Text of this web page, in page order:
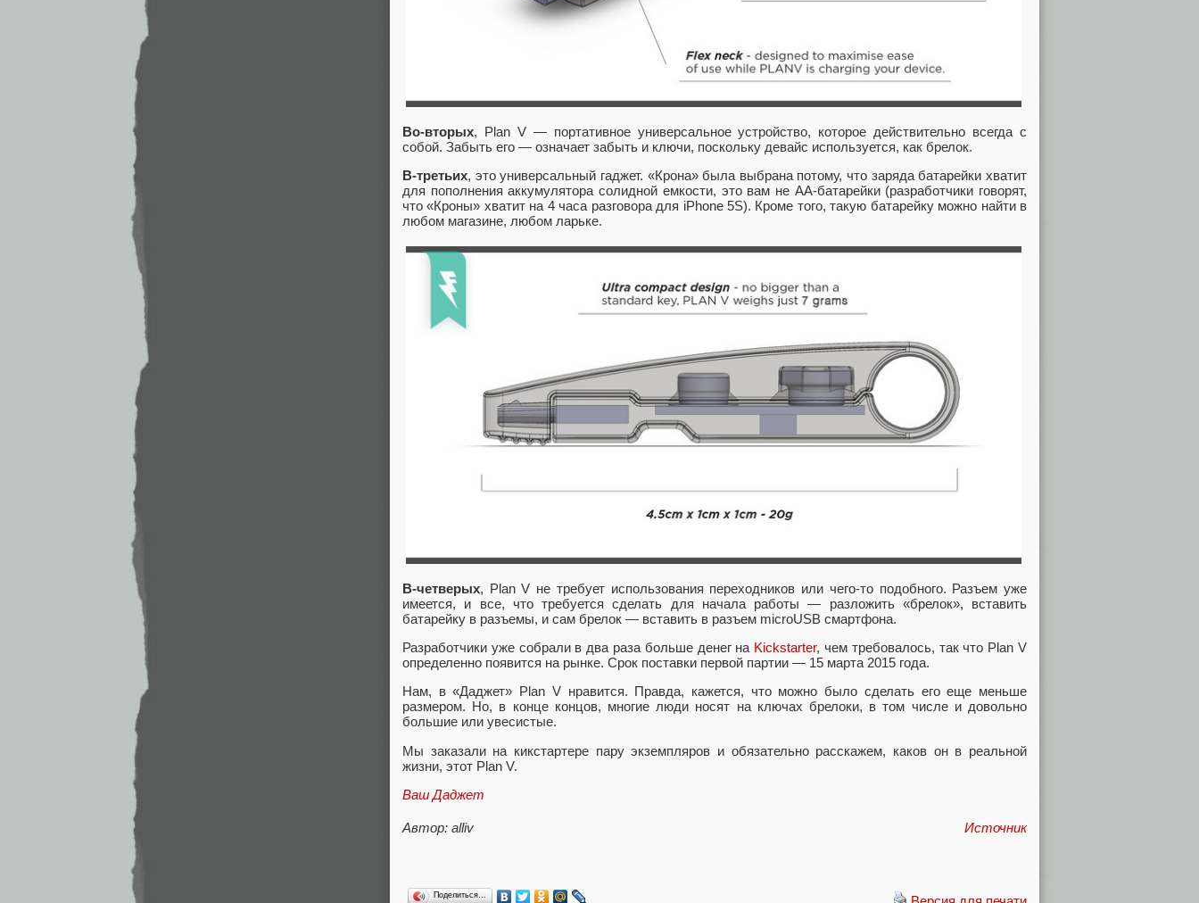
Во-вторых, Plan V — портативное универсальное устройство, которое действительно всегда с
собой. Забыть его — означает забыть и ключи, поскольку девайс используется, как брелок.
В-третьих, это универсальный гаджет. «Крона» была выбрана потому, что заряда батарейки хватит
для пополнения аккумулятора солидной емкости, это вам не АА-батарейки (разработчики говорят,
что «Кроны» хватит на 4 часа разговора для iPhone 5S). Кроме того, такую батарейку можно найти в
любом магазине, любом ларьке.
В-четверых, Plan V не требует использования переходников или чего-то подобного. Разъем уже
имеется, и все, что требуется сделать для начала работы — разложить «брелок», вставить
батарейку в разъемы, и сам брелок — вставить в разъем microUSB смартфона.
Разработчики уже собрали в два раза больше денег на Kickstarter, чем требовалось, так что Plan V
определенно появится на рынке. Срок поставки первой партии — 15 марта 2015 года.
Нам, в «Даджет» Plan V нравится. Правда, кажется, что можно было сделать его еще меньше
размером. Но, в конце концов, многие люди носят на ключах брелоки, в том числе и довольно
большие или увесистые.
Мы заказали на кикстартере пару экземпляров и обязательно расскажем, каков он в реальной
жизни, этот Plan V.
Ваш Даджет
Автор: alliv Источник
Поделиться…